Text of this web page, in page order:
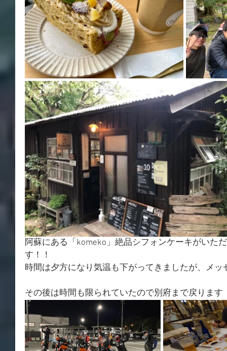
阿蘇にある「komeko」絶品シフォンケーキがいた
す！！
時間は夕方になり気温も下がってきましたが、メ
その後は時間も限られていたので別府まで戻ります